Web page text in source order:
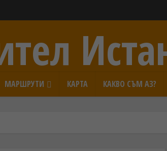
МАРШРУТИ КАРТА КАКВО СЪМ АЗ?